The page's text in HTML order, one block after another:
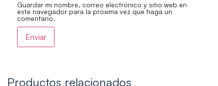
Guardar mi nombre, correo electrónico y sitio web en
este navegador para la próxima vez que haga un
comentario.
Productos relacionados